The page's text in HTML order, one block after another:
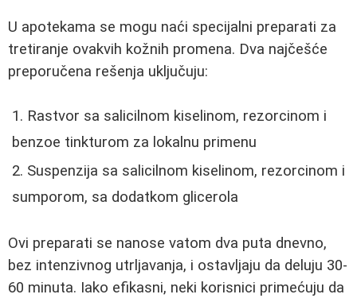
U apotekama se mogu naći specijalni preparati za
tretiranje ovakvih kožnih promena. Dva najčešće
preporučena rešenja uključuju:
Rastvor sa salicilnom kiselinom, rezorcinom i
benzoe tinkturom za lokalnu primenu
Suspenzija sa salicilnom kiselinom, rezorcinom i
sumporom, sa dodatkom glicerola
Ovi preparati se nanose vatom dva puta dnevno,
bez intenzivnog utrljavanja, i ostavljaju da deluju 30-
60 minuta. Iako efikasni, neki korisnici primećuju da